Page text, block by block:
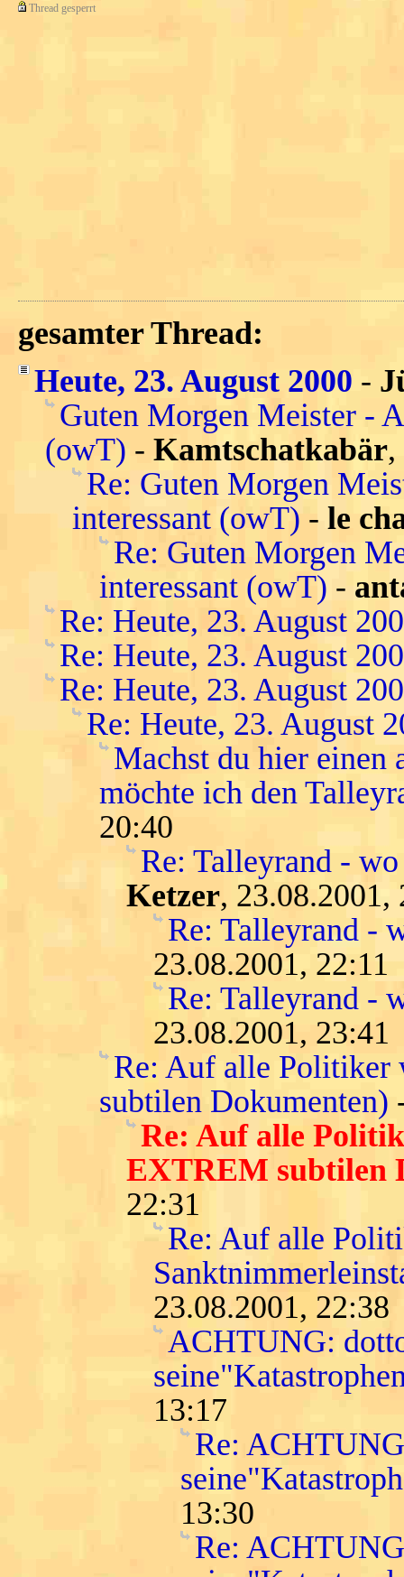
Thread gesperrt
gesamter Thread:
Heute, 23. August 2000 -
Guten Morgen Meister -
(owT) - Kamtschatkabär
Re: Guten Morgen
interessant (owT) - le
Re: Guten Morgen
interessant (owT) -
Re: Heute, 23. August
Re: Heute, 23. August
Re: Heute, 23. August
Re: Heute, 23. August
Machst du hier einen
möchte ich den
20:40
Re: Talleyrand -
Ketzer, 23.08.2001,
Re: Talleyrand -
23.08.2001, 22:11
Re: Talleyrand -
23.08.2001, 23:41
Re: Auf alle Politiker
subtilen Dokumenten)
Re: Auf alle
EXTREM subtilen
22:31
Re: Auf alle
23.08.2001, 22:38
ACHTUNG:
13:17
Re:
13:30
Re: